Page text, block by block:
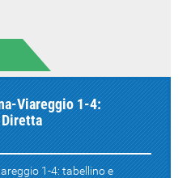
Viareggio 1-4:
1-4: tabellino e